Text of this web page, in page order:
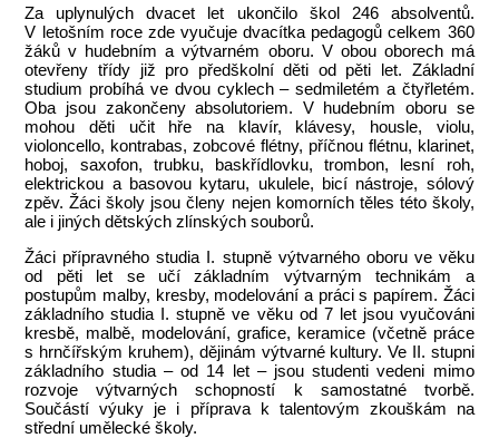
Za uplynulých dvacet let ukončilo škol 246 absolventů.
V letošním roce zde vyučuje dvacítka pedagogů celkem 360
žáků v hudebním a výtvarném oboru. V obou oborech má
otevřeny třídy již pro předškolní děti od pěti let. Základní
studium probíhá ve dvou cyklech – sedmiletém a čtyřletém.
Oba jsou zakončeny absolutoriem. V hudebním oboru se
mohou děti učit hře na klavír, klávesy, housle, violu,
violoncello, kontrabas, zobcové flétny, příčnou flétnu, klarinet,
hoboj, saxofon, trubku, baskřídlovku, trombon, lesní roh,
elektrickou a basovou kytaru, ukulele, bicí nástroje, sólový
zpěv. Žáci školy jsou členy nejen komorních těles této školy,
ale i jiných dětských zlínských souborů.
Žáci přípravného studia I. stupně výtvarného oboru ve věku
od pěti let se učí základním výtvarným technikám a
postupům malby, kresby, modelování a práci s papírem. Žáci
základního studia I. stupně ve věku od 7 let jsou vyučováni
kresbě, malbě, modelování, grafice, keramice (včetně práce
s hrnčířským kruhem), dějinám výtvarné kultury. Ve II. stupni
základního studia – od 14 let – jsou studenti vedeni mimo
rozvoje výtvarných schopností k samostatné tvorbě.
Součástí výuky je i příprava k talentovým zkouškám na
střední umělecké školy.